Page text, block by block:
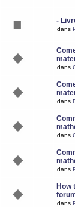
-
dans
dans
dans
dans
dans
How
dans